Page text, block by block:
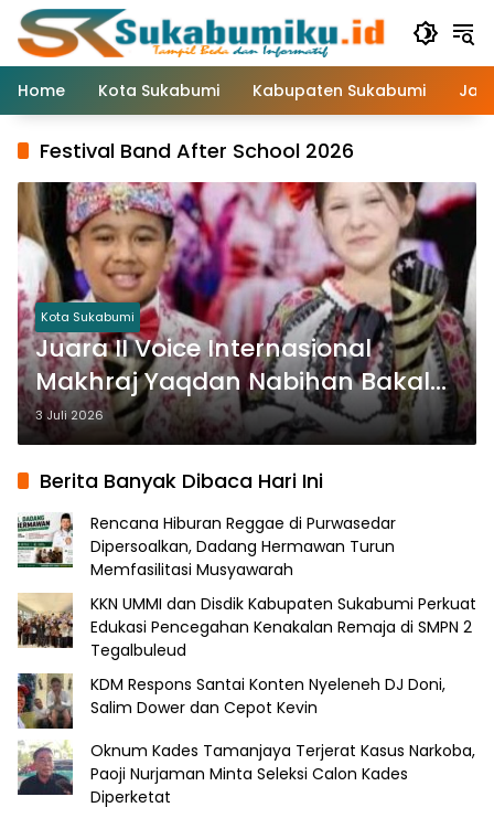
Langsung
konten
Home
Kota Sukabumi Kabupaten Sukabumi
Festival Band After School 2026
Kota Sukabumi
Juara II Voice Internasional
Makhraj Yaqdan Nabihan Bakal
Ramaikan Battle Voice & Festival
Band After School 2026 Piala
Kapolres Sukabumi Kota
3 Juli 2026
Berita Banyak Dibaca Hari Ini
Rencana Hiburan Reggae di Purwasedar
Dipersoalkan, Dadang Hermawan Turun
Memfasilitasi Musyawarah
KKN UMMI dan Disdik Kabupaten Sukabumi Perkuat
Edukasi Pencegahan Kenakalan Remaja di SMPN 2
Tegalbuleud
KDM Respons Santai Konten Nyeleneh DJ Doni,
Salim Dower dan Cepot Kevin
Oknum Kades Tamanjaya Terjerat Kasus Narkoba,
Paoji Nurjaman Minta Seleksi Calon Kades
Diperketat